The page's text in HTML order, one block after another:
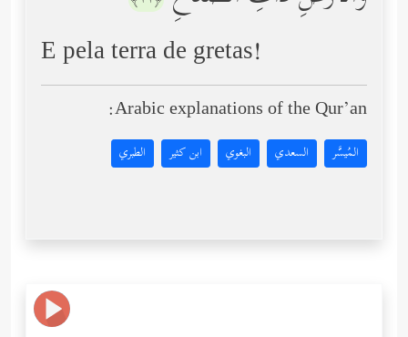
E pela terra de gretas!
Arabic explanations of the Qur’an:
المُيسَّر السعدي البغوي ابن كثير الطبري